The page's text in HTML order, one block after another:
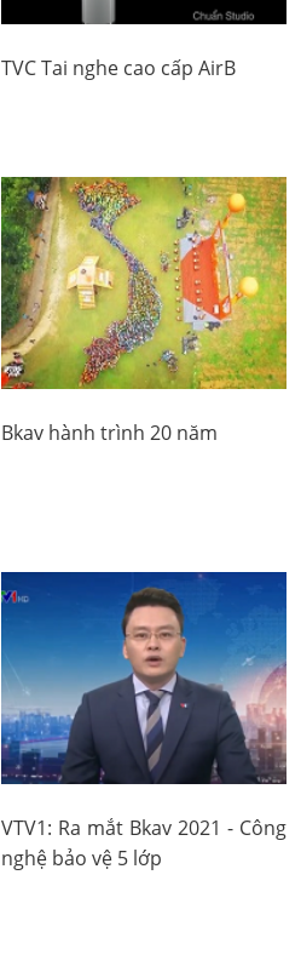
TVC Tai nghe cao cấp AirB
Bkav hành trình 20 năm
VTV1: Ra mắt Bkav 2021 - Công
nghệ bảo vệ 5 lớp